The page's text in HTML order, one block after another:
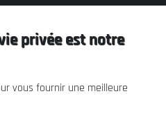
privée est notre
vous fournir une meilleure